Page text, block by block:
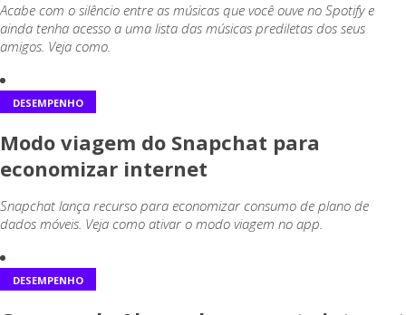
Acabe com o silêncio entre as músicas que você ouve no Spotify e
ainda tenha acesso a uma lista das músicas prediletas dos seus
amigos. Veja como.
DESEMPENHO
Modo viagem do Snapchat para
economizar internet
Snapchat lança recurso para economizar consumo de plano de
dados móveis. Veja como ativar o modo viagem no app.
DESEMPENHO